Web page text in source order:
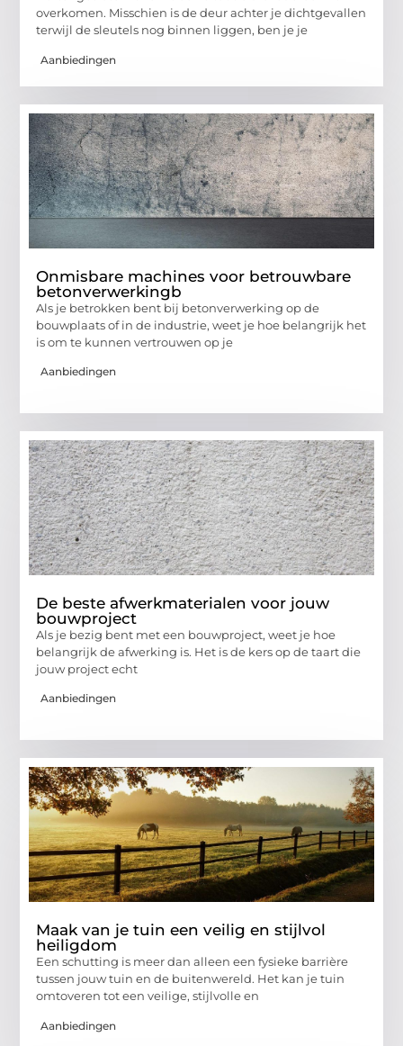
overkomen. Misschien is de deur achter je dichtgevallen
terwijl de sleutels nog binnen liggen, ben je je
Aanbiedingen
Onmisbare machines voor betrouwbare
betonverwerkingb
Als je betrokken bent bij betonverwerking op de
bouwplaats of in de industrie, weet je hoe belangrijk het
is om te kunnen vertrouwen op je
Aanbiedingen
De beste afwerkmaterialen voor jouw
bouwproject
Als je bezig bent met een bouwproject, weet je hoe
belangrijk de afwerking is. Het is de kers op de taart die
jouw project echt
Aanbiedingen
Maak van je tuin een veilig en stijlvol
heiligdom
Een schutting is meer dan alleen een fysieke barrière
tussen jouw tuin en de buitenwereld. Het kan je tuin
omtoveren tot een veilige, stijlvolle en
Aanbiedingen